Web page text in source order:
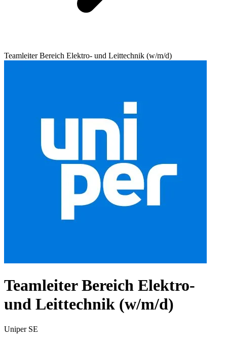
Teamleiter Bereich Elektro- und Leittechnik (w/m/d)
Teamleiter Bereich Elektro-
und Leittechnik (w/m/d)
Uniper SE